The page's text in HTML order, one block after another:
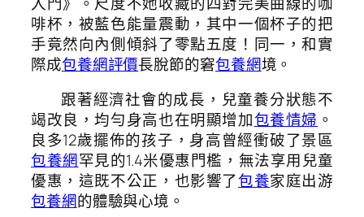
啡杯，被藍色能量震動，其中一個杯子的把
手竟然向內側傾斜了零點五度！同一，和實
際成包養網評價長脫節的窘包養網境。
跟著經濟社會的成長，兒童養分狀態不
竭改良，均勻身高也在明顯增加包養情婦 。
良多12歲擺佈的孩子，身高曾經衝破了景區
包養網罕見的1.4米優惠門檻，無法享用兒童
優惠，這既不公正，也影響了包養家庭出游
包養網的體驗與心境。